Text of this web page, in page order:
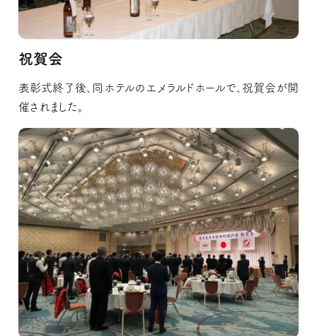
祝賀会
表彰式終了後、同ホテルのエメラルドホールで、祝賀会が開
催されました。